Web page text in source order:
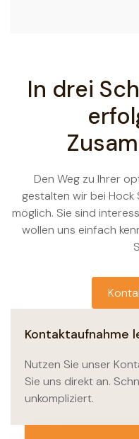
Kontaktaufnahme
Nutzen Sie unser
Sie uns direkt an.
unkompliziert.
In drei
Den Weg zu Ihrer
gestalten wir bei Hock
möglich. Sie sind
wollen uns einfach